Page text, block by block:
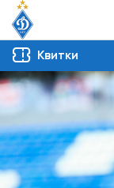
Квитки